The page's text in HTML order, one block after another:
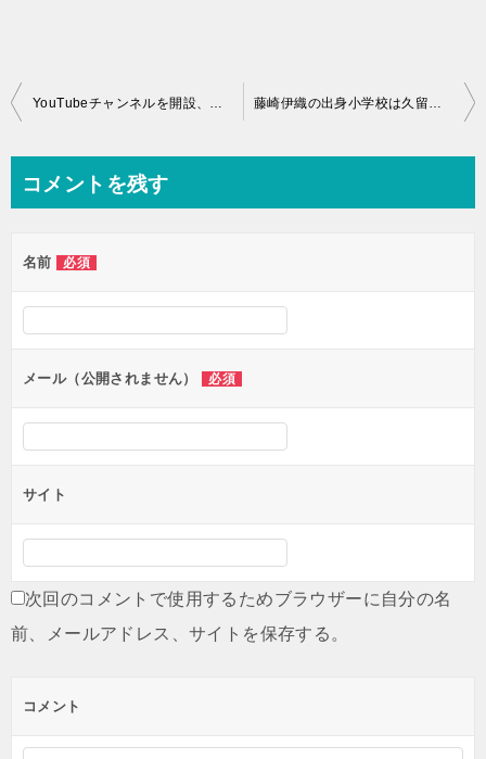
投
ビ
ー
シ
ン
YouTubeチャンネルを開設、木下優樹菜（ユッキーナ）の自宅マンションはどこ？目黒や世田谷で目撃情報！ 藤崎伊織の出身小学校は久留米？プロフィールや事務所【カラオケバトル】
コメントを残す
名前 必須
メール（公開されません） 必須
サイト
次回のコメントで使用するためブラウザーに自分の名
前、メールアドレス、サイトを保存する。
コメント